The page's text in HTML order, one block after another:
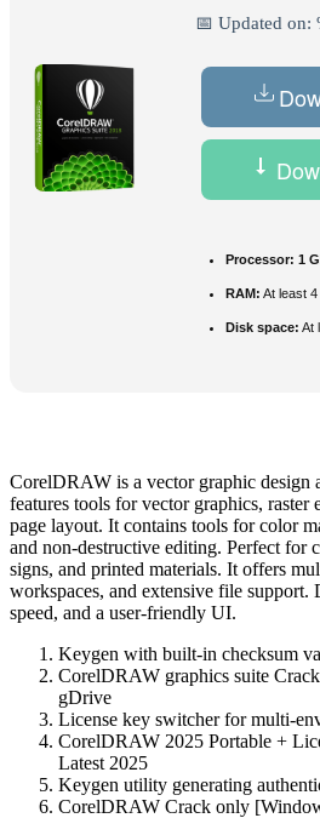
📅 Updated on:
Processor: 1
RAM: At least
Disk space: At
CorelDRAW is a vector graphic design
features tools for vector graphics, raster
page layout. It contains tools for color
and non-destructive editing. Perfect for
signs, and printed materials. It offers
workspaces, and extensive file
speed, and a user-friendly UI.
Keygen with built-in checksum
CorelDRAW graphics suite
gDrive
License key switcher for multi-
CorelDRAW 2025 Portable +
Latest 2025
Keygen utility generating
CorelDRAW Crack only